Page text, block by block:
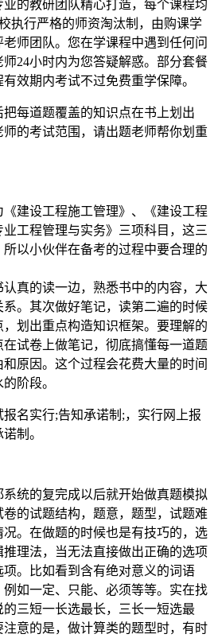
的教研团队精心打造，每个课程均
执行严格的师资淘汰制，由购课学
师团队。您在学课程中遇到任何问
24小时内为您答疑解惑。部分套餐
效期内考试不过免费重学保障。
每道题覆盖的知识点在书上划出
的考试范围，请出题老师帮你划重
建设工程施工管理》、《建设工程
工程管理与实务》三项科目，这三
以小伙伴在备考的过程中要合理的
真的读一边，熟悉书中的内容，大
。其次做好笔记，读第二遍的时候
划出重点构造知识框架。要理解的
试卷上做笔记，彻底搞懂每一道题
原因。这个过程会花费大量的时间
阶段。
名实行;告知承诺制;，实行网上报
制。
统的复完成以后就开始做真题模拟
的试题结构，题意，题型，试题难
。在做题的时候也是有技巧的，选
理法，当无法直接做出正确的选项
。比如看到含有绝对意义的词语
如一定、只能、必须等等。实在找
三短一长选最长，三长一短选最
意的是，做计算类的题型时，有时